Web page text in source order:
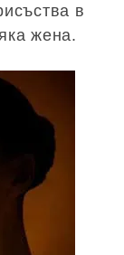
в
жена.